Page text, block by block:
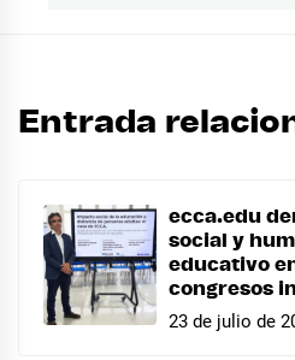
Entrada
ecca.edu
social y
educativo
congresos
23 de julio de